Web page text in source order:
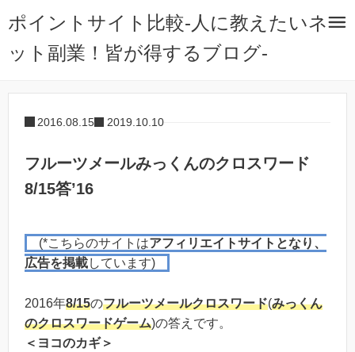
ポイントサイト比較-人に教えたいネ
ット副業！皆が得するブログ-
2016.08.15 2019.10.10
フルーツメールみっくんのクロスワード
8/15答’16
(*こちらのサイトはアフィリエイトサイトとなり、
広告を掲載しています)
2016年8/15のフルーツメールクロスワード(みっくん
のクロスワードゲーム)の答えです。
＜ヨコのカギ＞